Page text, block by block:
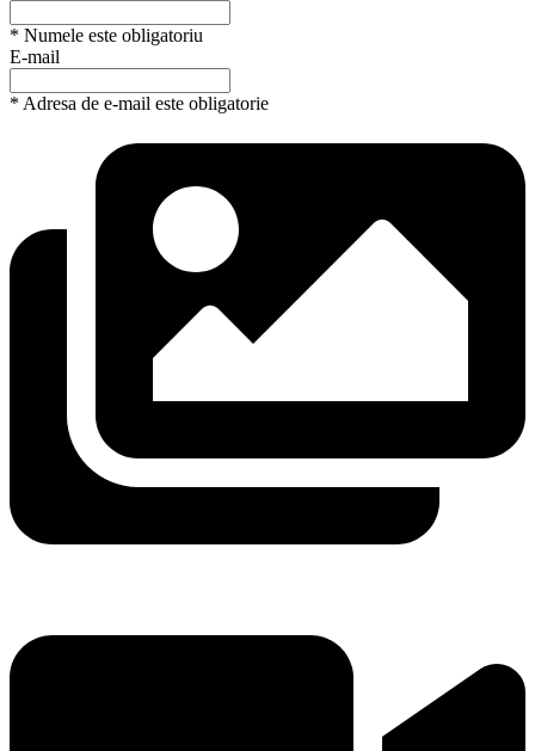
* Numele este obligatoriu
E-mail
* Adresa de e-mail este obligatorie